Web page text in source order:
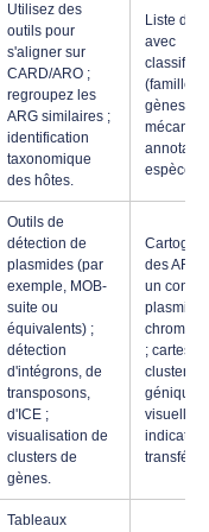
Utilisez des
outils pour
s'aligner sur
CARD/ARO ;
regroupez les
ARG similaires ;
identification
taxonomique
des hôtes.
Liste des
avec
(famille
gènes,
espèces/
Outils de
détection de
plasmides (par
exemple, MOB-
suite ou
équivalents) ;
détection
d'intégrons, de
transposons,
d'ICE ;
visualisation de
clusters de
gènes.
des ARG
un
; cartes
clusters
géniques
visuelles ;
Tableaux